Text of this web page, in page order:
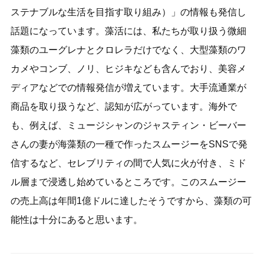
ステナブルな生活を目指す取り組み）」の情報も発信し
話題になっています。藻活には、私たちが取り扱う微細
藻類のユーグレナとクロレラだけでなく、大型藻類のワ
カメやコンブ、ノリ、ヒジキなども含んでおり、美容メ
ディアなどでの情報発信が増えています。大手流通業が
商品を取り扱うなど、認知が広がっています。海外で
も、例えば、ミュージシャンのジャスティン・ビーバー
さんの妻が海藻類の一種で作ったスムージーをSNSで発
信するなど、セレブリティの間で人気に火が付き、ミド
ル層まで浸透し始めているところです。このスムージー
の売上高は年間1億ドルに達したそうですから、藻類の可
能性は十分にあると思います。